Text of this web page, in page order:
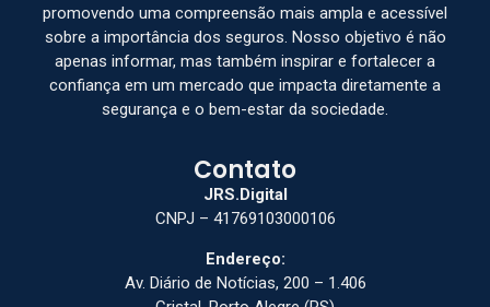
promovendo uma compreensão mais ampla e acessível
sobre a importância dos seguros. Nosso objetivo é não
apenas informar, mas também inspirar e fortalecer a
confiança em um mercado que impacta diretamente a
segurança e o bem-estar da sociedade.
Contato
JRS.Digital
CNPJ – 41769103000106
Endereço:
Av. Diário de Notícias, 200 – 1.406